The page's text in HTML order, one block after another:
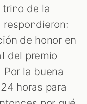
de la
de honor en
del premio
la buena
horas para